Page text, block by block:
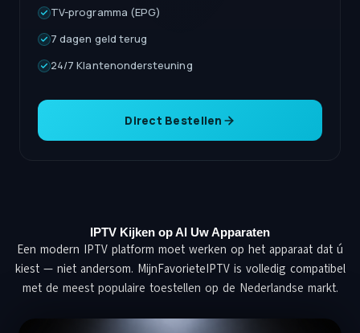
TV-programma (EPG)
7 dagen geld terug
24/7 Klantenondersteuning
Direct Bestellen
IPTV Kijken op Al Uw Apparaten
Een modern IPTV platform moet werken op het apparaat dat ú
kiest — niet andersom. MijnFavorieteIPTV is volledig compatibel
met de meest populaire toestellen op de Nederlandse markt.